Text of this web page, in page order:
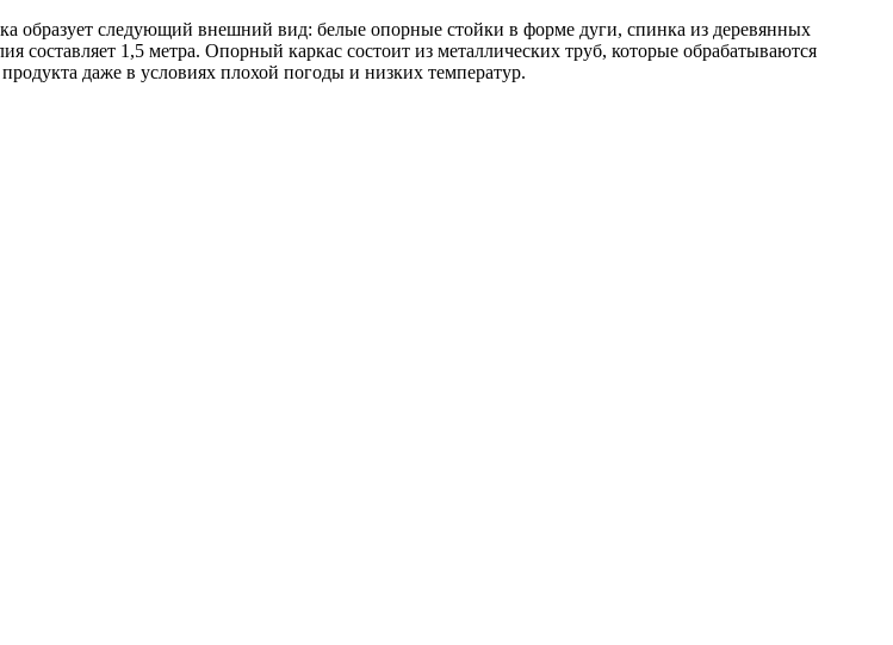
образует следующий внешний вид: белые опорные стойки в форме дуги, спинка из деревянных
составляет 1,5 метра. Опорный каркас состоит из металлических труб, которые обрабатываются
даже в условиях плохой погоды и низких температур.